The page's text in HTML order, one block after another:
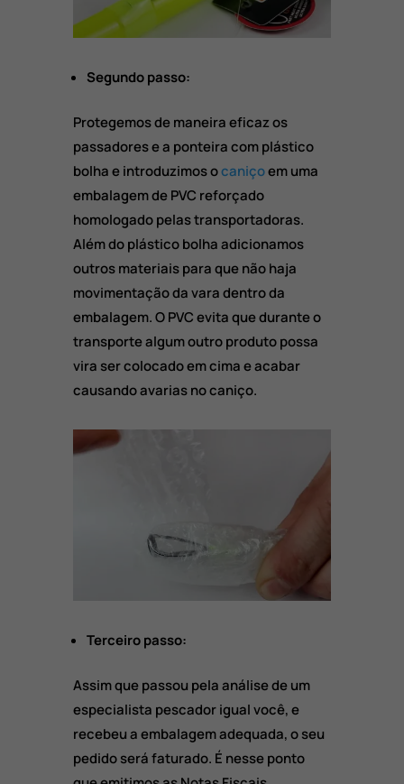
Segundo passo:
Protegemos de maneira eficaz os
passadores e a ponteira com plástico
bolha e introduzimos ocaniçoem uma
embalagem de PVC reforçado
homologado pelas transportadoras.
Além do plástico bolha adicionamos
outros materiais para que não haja
movimentação da vara dentro da
embalagem. O PVC evita que durante o
transporte algum outro produto possa
vira ser colocado em cima e acabar
causando avarias no caniço.
Terceiro passo:
Assim que passou pela análise de um
especialista pescador igual você, e
recebeu a embalagem adequada, o seu
pedido será faturado. É nesse ponto